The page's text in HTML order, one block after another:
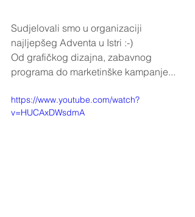
Sudjelovali smo u organizaciji
najljepšeg Adventa u Istri :-)
Od grafičkog dizajna, zabavnog
programa do marketinške kampanje...
https://www.youtube.com/watch?
v=HUCAxDWsdmA